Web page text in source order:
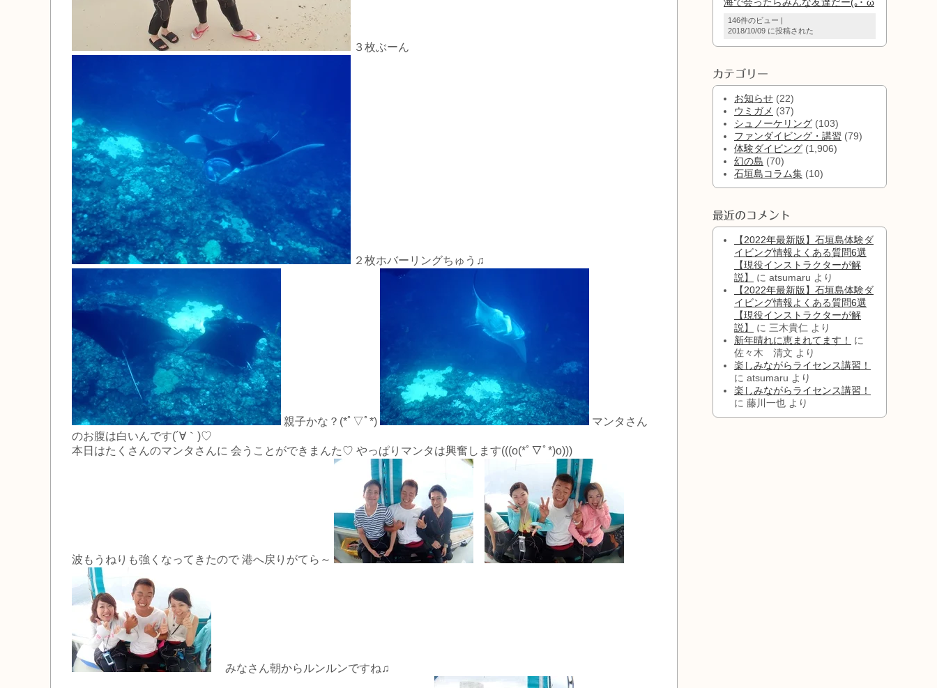
３枚ぶーん
２枚ホバーリングちゅう♫
親子かな？(*ﾟ▽ﾟ*)
マンタさん
のお腹は白いんです(´∀｀)♡
本日はたくさんのマンタさんに 会うことができまんた♡ やっぱりマンタは興奮します(((o(*ﾟ▽ﾟ*)o)))
波もうねりも強くなってきたので 港へ戻りがてら～
みなさん朝からルンルンですね♫
海で会ったらみんな友達だー(｡･ ω
146件のビュー
2018/10/09 に投稿された
カテゴリー
お知らせ (22)
ウミガメ (37)
シュノーケリング (103)
ファンダイビング・講習 (79)
体験ダイビング (1,906)
幻の島 (70)
石垣島コラム集 (10)
最近のコメント
【2022年最新版】石垣島体験ダ
イビング情報よくある質問6選
【現役インストラクターが解
説】
に atsumaru より
【2022年最新版】石垣島体験ダ
イビング情報よくある質問6選
【現役インストラクターが解
説】
に 三木貴仁 より
新年晴れに恵まれてます！
に
佐々木 清文 より
楽しみながらライセンス講習！
に atsumaru より
楽しみながらライセンス講習！
に 藤川一也 より